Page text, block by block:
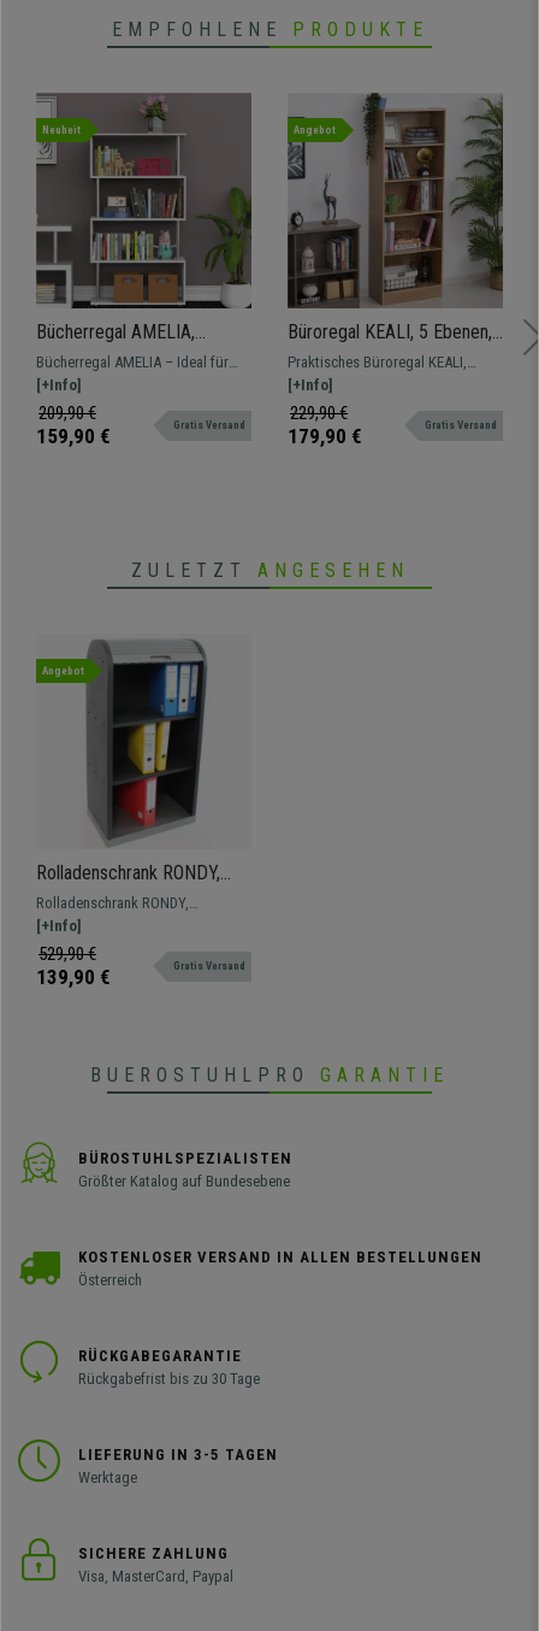
EMPFOHLENE PRODUKTE
Neuheit
Bücherregal AMELIA,
Modern und praktisch,
80x30x145cm, Metall und
Holz, Farbe Weiß
Bücherregal AMELIA – Ideal für
das Schlafzimmer, Wohnzimmer
und Büro. Bietet viel Platz und ist
aus hochwertigen Materialien
[+Info]
209,90 €
159,90 € Gratis Versand
Angebot
Büroregal KEALI, 5 Ebenen,
176x63x29,5cm,
Verstellbare Regale,
Buchenholz
Praktisches Büroregal KEALI,
176x63x29,5cm, 5 Verstellbare
Regale, Buchenholz
[+Info]
229,90 €
179,90 € Gratis Versand
ZULETZT ANGESEHEN
Angebot
Rolladenschrank RONDY,
Jalousieschrank für Büro
oder Homeoffice,
Kunststoff, 120x58x38 cm,
Grau
Rolladenschrank RONDY,
Jalousieschrank für Büro oder
Homeoffice
[+Info]
529,90 €
139,90 € Gratis Versand
BUEROSTUHLPRO GARANTIE
BÜROSTUHLSPEZIALISTEN
Größter Katalog auf Bundesebene
KOSTENLOSER VERSAND IN ALLEN BESTELLUNGEN
Österreich
RÜCKGABEGARANTIE
Rückgabefrist bis zu 30 Tage
LIEFERUNG IN 3-5 TAGEN
Werktage
SICHERE ZAHLUNG
Visa, MasterCard, Paypal